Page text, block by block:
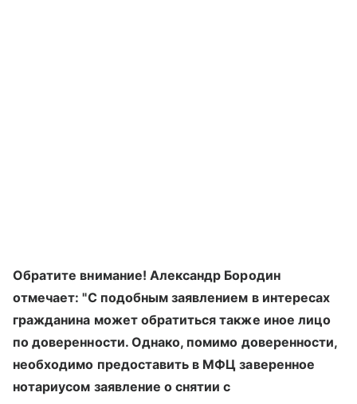
Обратите внимание! Александр Бородин
отмечает: "С подобным заявлением в интересах
гражданина может обратиться также иное лицо
по доверенности. Однако, помимо доверенности,
необходимо предоставить в МФЦ заверенное
нотариусом заявление о снятии с